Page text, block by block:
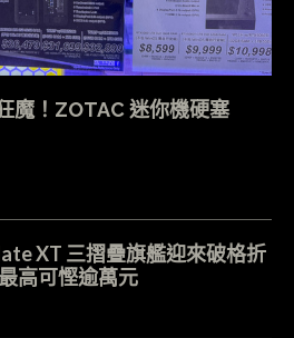
魔！ZOTAC 迷你機硬塞
XT 三摺疊旗艦迎來破格折
高可慳逾萬元